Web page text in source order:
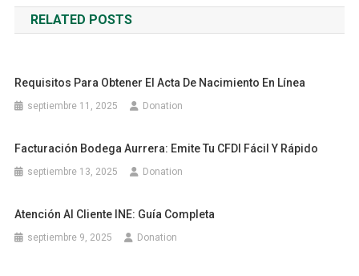
entradas
RELATED POSTS
Requisitos Para Obtener El Acta De Nacimiento En Línea
septiembre 11, 2025 Donation
Facturación Bodega Aurrera: Emite Tu CFDI Fácil Y Rápido
septiembre 13, 2025 Donation
Atención Al Cliente INE: Guía Completa
septiembre 9, 2025 Donation